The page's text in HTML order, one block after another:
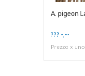
??? -,--
Prezzo x uno